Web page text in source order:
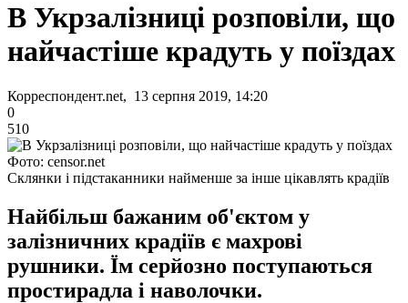
В Укрзалізниці розповіли, що
найчастіше крадуть у поїздах
Корреспондент.net, 13 серпня 2019, 14:20
0
510
Фото: censor.net
Склянки і підстаканники найменше за інше цікавлять крадіїв
Найбільш бажаним об'єктом у
залізничних крадіїв є махрові
рушники. Їм серйозно поступаються
простирадла і наволочки.